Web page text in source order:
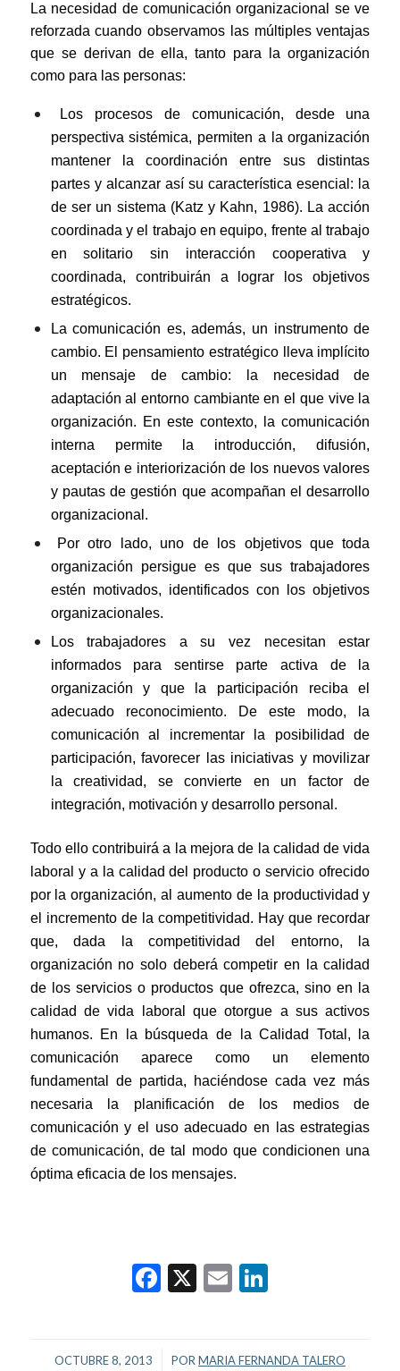
La necesidad de comunicación organizacional se ve
reforzada cuando observamos las múltiples ventajas
que se derivan de ella, tanto para la organización
como para las personas:
Los procesos de comunicación, desde una
perspectiva sistémica, permiten a la organización
mantener la coordinación entre sus distintas
partes y alcanzar así su característica esencial: la
de ser un sistema (Katz y Kahn, 1986). La acción
coordinada y el trabajo en equipo, frente al trabajo
en solitario sin interacción cooperativa y
coordinada, contribuirán a lograr los objetivos
estratégicos.
La comunicación es, además, un instrumento de
cambio. El pensamiento estratégico lleva implícito
un mensaje de cambio: la necesidad de
adaptación al entorno cambiante en el que vive la
organización. En este contexto, la comunicación
interna permite la introducción, difusión,
aceptación e interiorización de los nuevos valores
y pautas de gestión que acompañan el desarrollo
organizacional.
Por otro lado, uno de los objetivos que toda
organización persigue es que sus trabajadores
estén motivados, identificados con los objetivos
organizacionales.
Los trabajadores a su vez necesitan estar
informados para sentirse parte activa de la
organización y que la participación reciba el
adecuado reconocimiento. De este modo, la
comunicación al incrementar la posibilidad de
participación, favorecer las iniciativas y movilizar
la creatividad, se convierte en un factor de
integración, motivación y desarrollo personal.
Todo ello contribuirá a la mejora de la calidad de vida
laboral y a la calidad del producto o servicio ofrecido
por la organización, al aumento de la productividad y
el incremento de la competitividad. Hay que recordar
que, dada la competitividad del entorno, la
organización no solo deberá competir en la calidad
de los servicios o productos que ofrezca, sino en la
calidad de vida laboral que otorgue a sus activos
humanos. En la búsqueda de la Calidad Total, la
comunicación aparece como un elemento
fundamental de partida, haciéndose cada vez más
necesaria la planificación de los medios de
comunicación y el uso adecuado en las estrategias
de comunicación, de tal modo que condicionen una
óptima eficacia de los mensajes.
Facebook
X EmailLinkedIn
OCTUBRE 8, 2013
/ POR MARIA FERNANDA TALERO